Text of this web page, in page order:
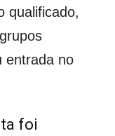
qualificado,
entrada no
foi